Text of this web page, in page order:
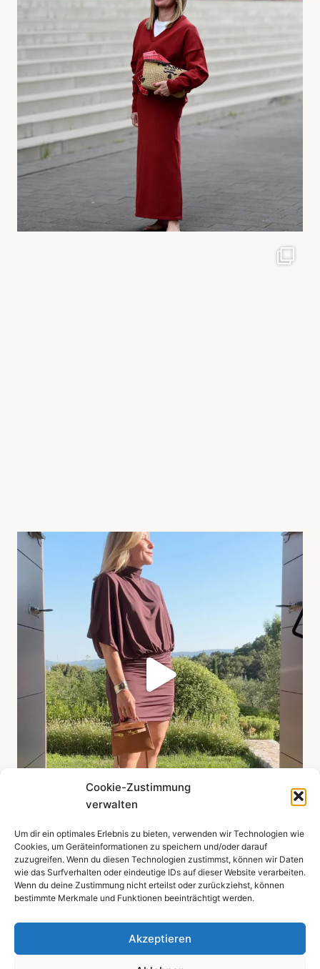
Cookie-Zustimmung
verwalten
Um dir ein optimales Erlebnis zu bieten, verwenden wir Technologien wie
Cookies, um Geräteinformationen zu speichern und/oder darauf
zuzugreifen. Wenn du diesen Technologien zustimmst, können wir Daten
wie das Surfverhalten oder eindeutige IDs auf dieser Website verarbeiten.
Wenn du deine Zustimmung nicht erteilst oder zurückziehst, können
bestimmte Merkmale und Funktionen beeinträchtigt werden.
Akzeptieren
Mehr zeigen ...
Datenschutzerklärung